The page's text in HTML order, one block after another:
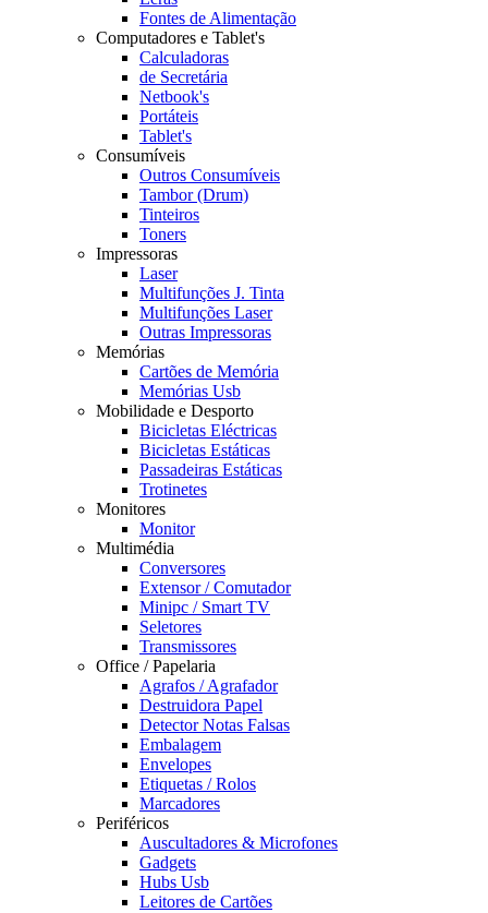
Fontes de Alimentação
Computadores e Tablet's
Calculadoras
de Secretária
Netbook's
Portáteis
Tablet's
Consumíveis
Outros Consumíveis
Tambor (Drum)
Tinteiros
Toners
Impressoras
Laser
Multifunções J. Tinta
Multifunções Laser
Outras Impressoras
Memórias
Cartões de Memória
Memórias Usb
Mobilidade e Desporto
Bicicletas Eléctricas
Bicicletas Estáticas
Passadeiras Estáticas
Trotinetes
Monitores
Monitor
Multimédia
Conversores
Extensor / Comutador
Minipc / Smart TV
Seletores
Transmissores
Office / Papelaria
Agrafos / Agrafador
Destruidora Papel
Detector Notas Falsas
Embalagem
Envelopes
Etiquetas / Rolos
Marcadores
Periféricos
Auscultadores & Microfones
Gadgets
Hubs Usb
Leitores de Cartões